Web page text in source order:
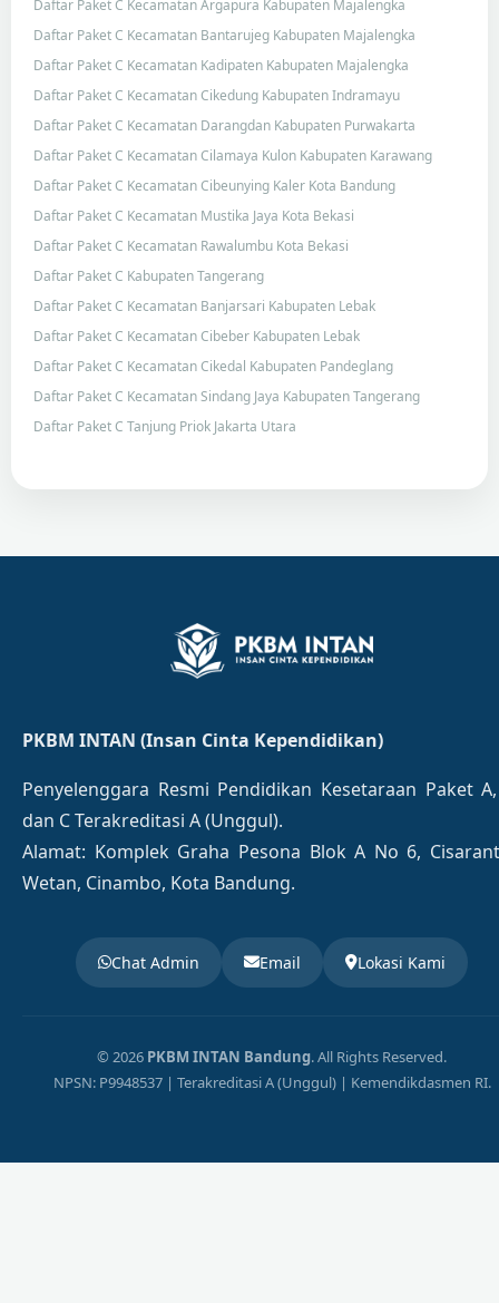
Daftar Paket C Kecamatan Argapura Kabupaten Majalengka
Daftar Paket C Kecamatan Bantarujeg Kabupaten Majalengka
Daftar Paket C Kecamatan Kadipaten Kabupaten Majalengka
Daftar Paket C Kecamatan Cikedung Kabupaten Indramayu
Daftar Paket C Kecamatan Darangdan Kabupaten Purwakarta
Daftar Paket C Kecamatan Cilamaya Kulon Kabupaten Karawang
Daftar Paket C Kecamatan Cibeunying Kaler Kota Bandung
Daftar Paket C Kecamatan Mustika Jaya Kota Bekasi
Daftar Paket C Kecamatan Rawalumbu Kota Bekasi
Daftar Paket C Kabupaten Tangerang
Daftar Paket C Kecamatan Banjarsari Kabupaten Lebak
Daftar Paket C Kecamatan Cibeber Kabupaten Lebak
Daftar Paket C Kecamatan Cikedal Kabupaten Pandeglang
Daftar Paket C Kecamatan Sindang Jaya Kabupaten Tangerang
Daftar Paket C Tanjung Priok Jakarta Utara
PKBM INTAN (Insan Cinta Kependidikan)
Penyelenggara Resmi Pendidikan Kesetaraan Paket
dan C Terakreditasi A (Unggul).
Alamat: Komplek Graha Pesona Blok A No 6,
Wetan, Cinambo, Kota Bandung.
Chat Admin Email Lokasi Kami
© 2026 PKBM INTAN Bandung. All Rights Reserved.
NPSN: P9948537 | Terakreditasi A (Unggul) | Kemendikdasmen RI.